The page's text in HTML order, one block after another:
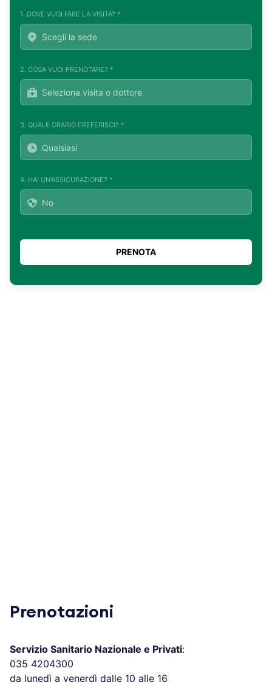
1. DOVE VUOI FARE LA VISITA? *
2. COSA VUOI PRENOTARE? *
3. QUALE ORARIO PREFERISCI? *
4. HAI UN'ASSICURAZIONE? *
Prenotazioni
Servizio Sanitario Nazionale e Privati:
035 4204300
da lunedì a venerdì dalle 10 alle 16